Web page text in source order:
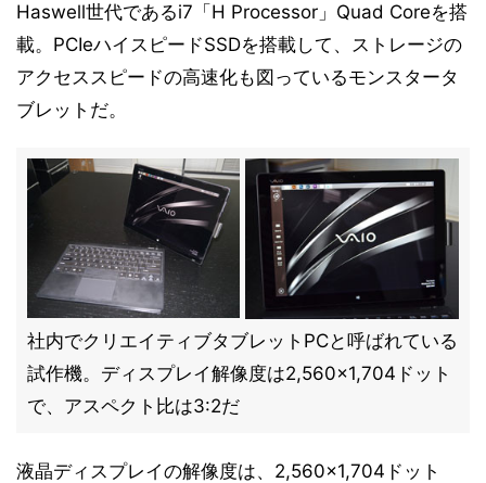
Haswell世代であるi7「H Processor」Quad Coreを搭
載。PCIeハイスピードSSDを搭載して、ストレージの
アクセススピードの高速化も図っているモンスタータ
ブレットだ。
社内でクリエイティブタブレットPCと呼ばれている
試作機。ディスプレイ解像度は2,560×1,704ドット
で、アスペクト比は3:2だ
液晶ディスプレイの解像度は、2,560×1,704ドット